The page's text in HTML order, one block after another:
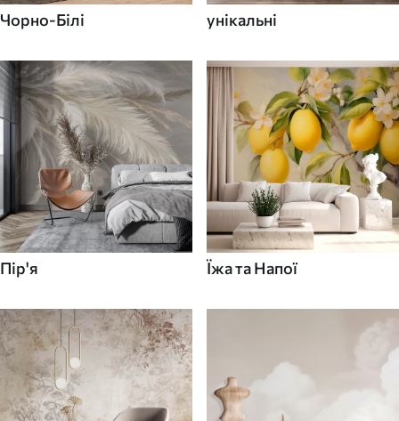
Чорно-Білі унікальні
Пір'я Їжа та Напої